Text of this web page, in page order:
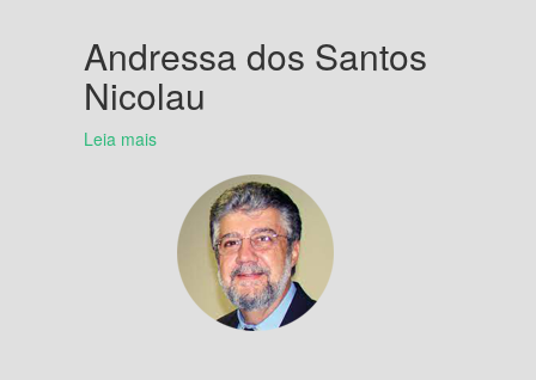
Andressa dos Santos
Nicolau
Leia mais